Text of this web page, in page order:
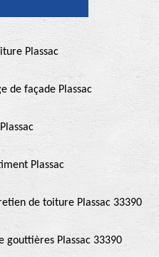
Plassac
de façade Plassac
Plassac
de toiture Plassac 33390
gouttières Plassac 33390